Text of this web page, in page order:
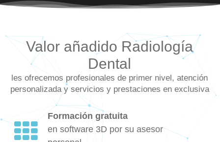
Valor añadido Radiología
Dental
les ofrecemos profesionales de primer nivel, atención
personalizada y servicios y prestaciones en exclusiva
Formación gratuita
en software 3D por su asesor